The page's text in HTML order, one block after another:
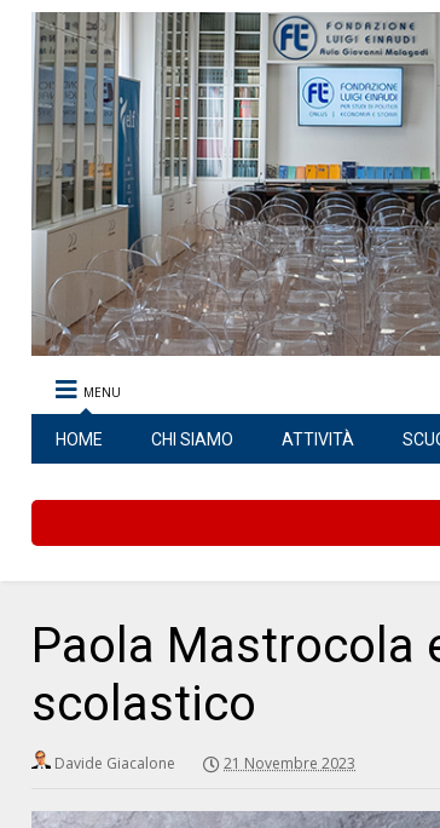
MENU
HOME CHI SIAMO ATTIVITÀ
Paola Mastrocola
scolastico
Davide Giacalone 21 Novembre 2023